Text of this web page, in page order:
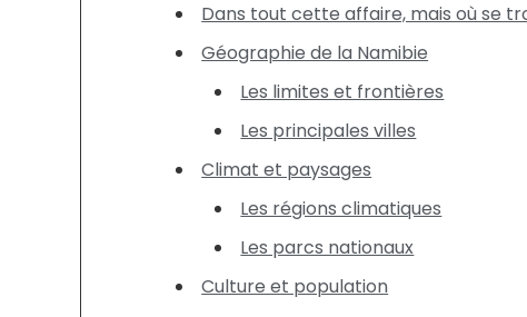
Dans tout cette affaire, mais où se
Géographie de la Namibie
Les limites et frontières
Les principales villes
Climat et paysages
Les régions climatiques
Les parcs nationaux
Culture et population